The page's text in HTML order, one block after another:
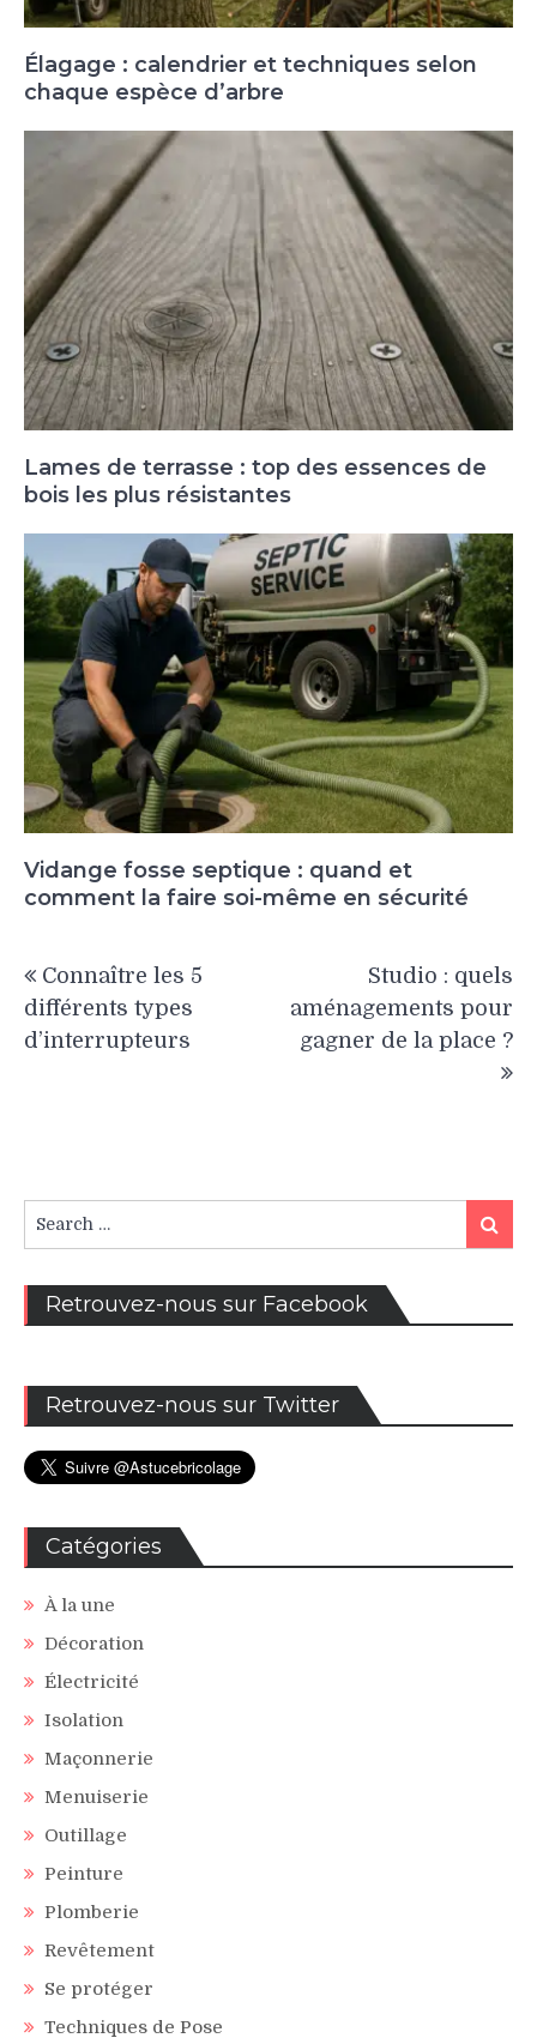
Élagage : calendrier et techniques selon
chaque espèce d’arbre
Lames de terrasse : top des essences de
bois les plus résistantes
Vidange fosse septique : quand et
comment la faire soi-même en sécurité
de
l’article
Connaître les 5
différents types
d’interrupteurs
Studio : quels
aménagements pour
gagner de la place ?
for:
Search
Retrouvez-nous sur Facebook
Retrouvez-nous sur Twitter
Catégories
À la une
Décoration
Électricité
Isolation
Maçonnerie
Menuiserie
Outillage
Peinture
Plomberie
Revêtement
Se protéger
Techniques de Pose